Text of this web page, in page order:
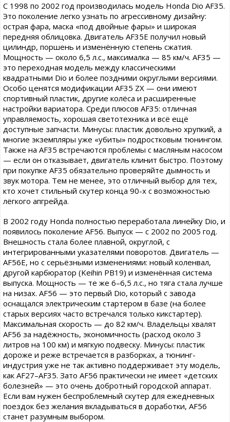
С 1998 по 2002 год производилась модель Honda Dio AF35.
Это поколение легко узнать по агрессивному дизайну:
острая фара, маска «под двойные фары» и широкая
передняя облицовка. Двигатель AF35E получил новый
цилиндр, поршень и изменённую степень сжатия.
Мощность — около 6,5 л.с., максималка — 85 км/ч. AF35 —
это переходная модель между классическими
квадратными Dio и более поздними округлыми версиями.
Особо ценятся модификации AF35 ZX — они имеют
спортивный пластик, другие колёса и расширенные
настройки вариатора. Среди плюсов AF35: отличная
управляемость, хорошая светотехника и всё ещё
доступные запчасти. Минусы: пластик довольно хрупкий, а
многие экземпляры уже «убиты» подростковым тюнингом.
Также на AF35 встречаются проблемы с масляным насосом
— если он отказывает, двигатель клинит быстро. Поэтому
при покупке AF35 обязательно проверяйте дымность и
звук мотора. Тем не менее, это отличный выбор для тех,
кто хочет стильный скутер конца 90-х с возможностью
лёгкого апгрейда.
В 2002 году Honda полностью переработала линейку Dio, и
появилось поколение AF56. Выпуск — с 2002 по 2005 год.
Внешность стала более плавной, округлой, с
интегрированными указателями поворотов. Двигатель —
AF56E, но с серьёзными изменениями: новый коленвал,
другой карбюратор (Keihin PB19) и изменённая система
выпуска. Мощность — те же 6–6,5 л.с., но тяга стала лучше
на низах. AF56 — это первый Dio, который с завода
оснащался электрическим стартером в базе (на более
старых версиях часто встречался только кикстартер).
Максимальная скорость — до 82 км/ч. Владельцы хвалят
AF56 за надёжность, экономичность (расход около 3
литров на 100 км) и мягкую подвеску. Минусы: пластик
дороже и реже встречается в разборках, а тюнинг-
индустрия уже не так активно поддерживает эту модель,
как AF27–AF35. Зато AF56 практически не имеет «детских
болезней» — это очень добротный городской аппарат.
Если вам нужен беспроблемный скутер для ежедневных
поездок без желания вкладываться в доработки, AF56
станет разумным выбором.